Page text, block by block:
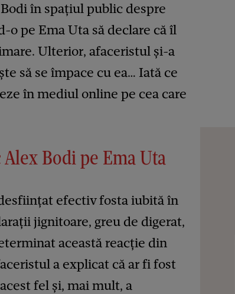
în spațiul public despre
pe Ema Uta să declare că îl
Ulterior, afaceristul și-a
să se împace cu ea… Iată ce
în mediul online pe cea care
Bodi pe Ema Uta
efectiv fosta iubită în
jignitoare, greu de digerat,
această reacție din
a explicat că ar fi fost
fel și, mai mult, a